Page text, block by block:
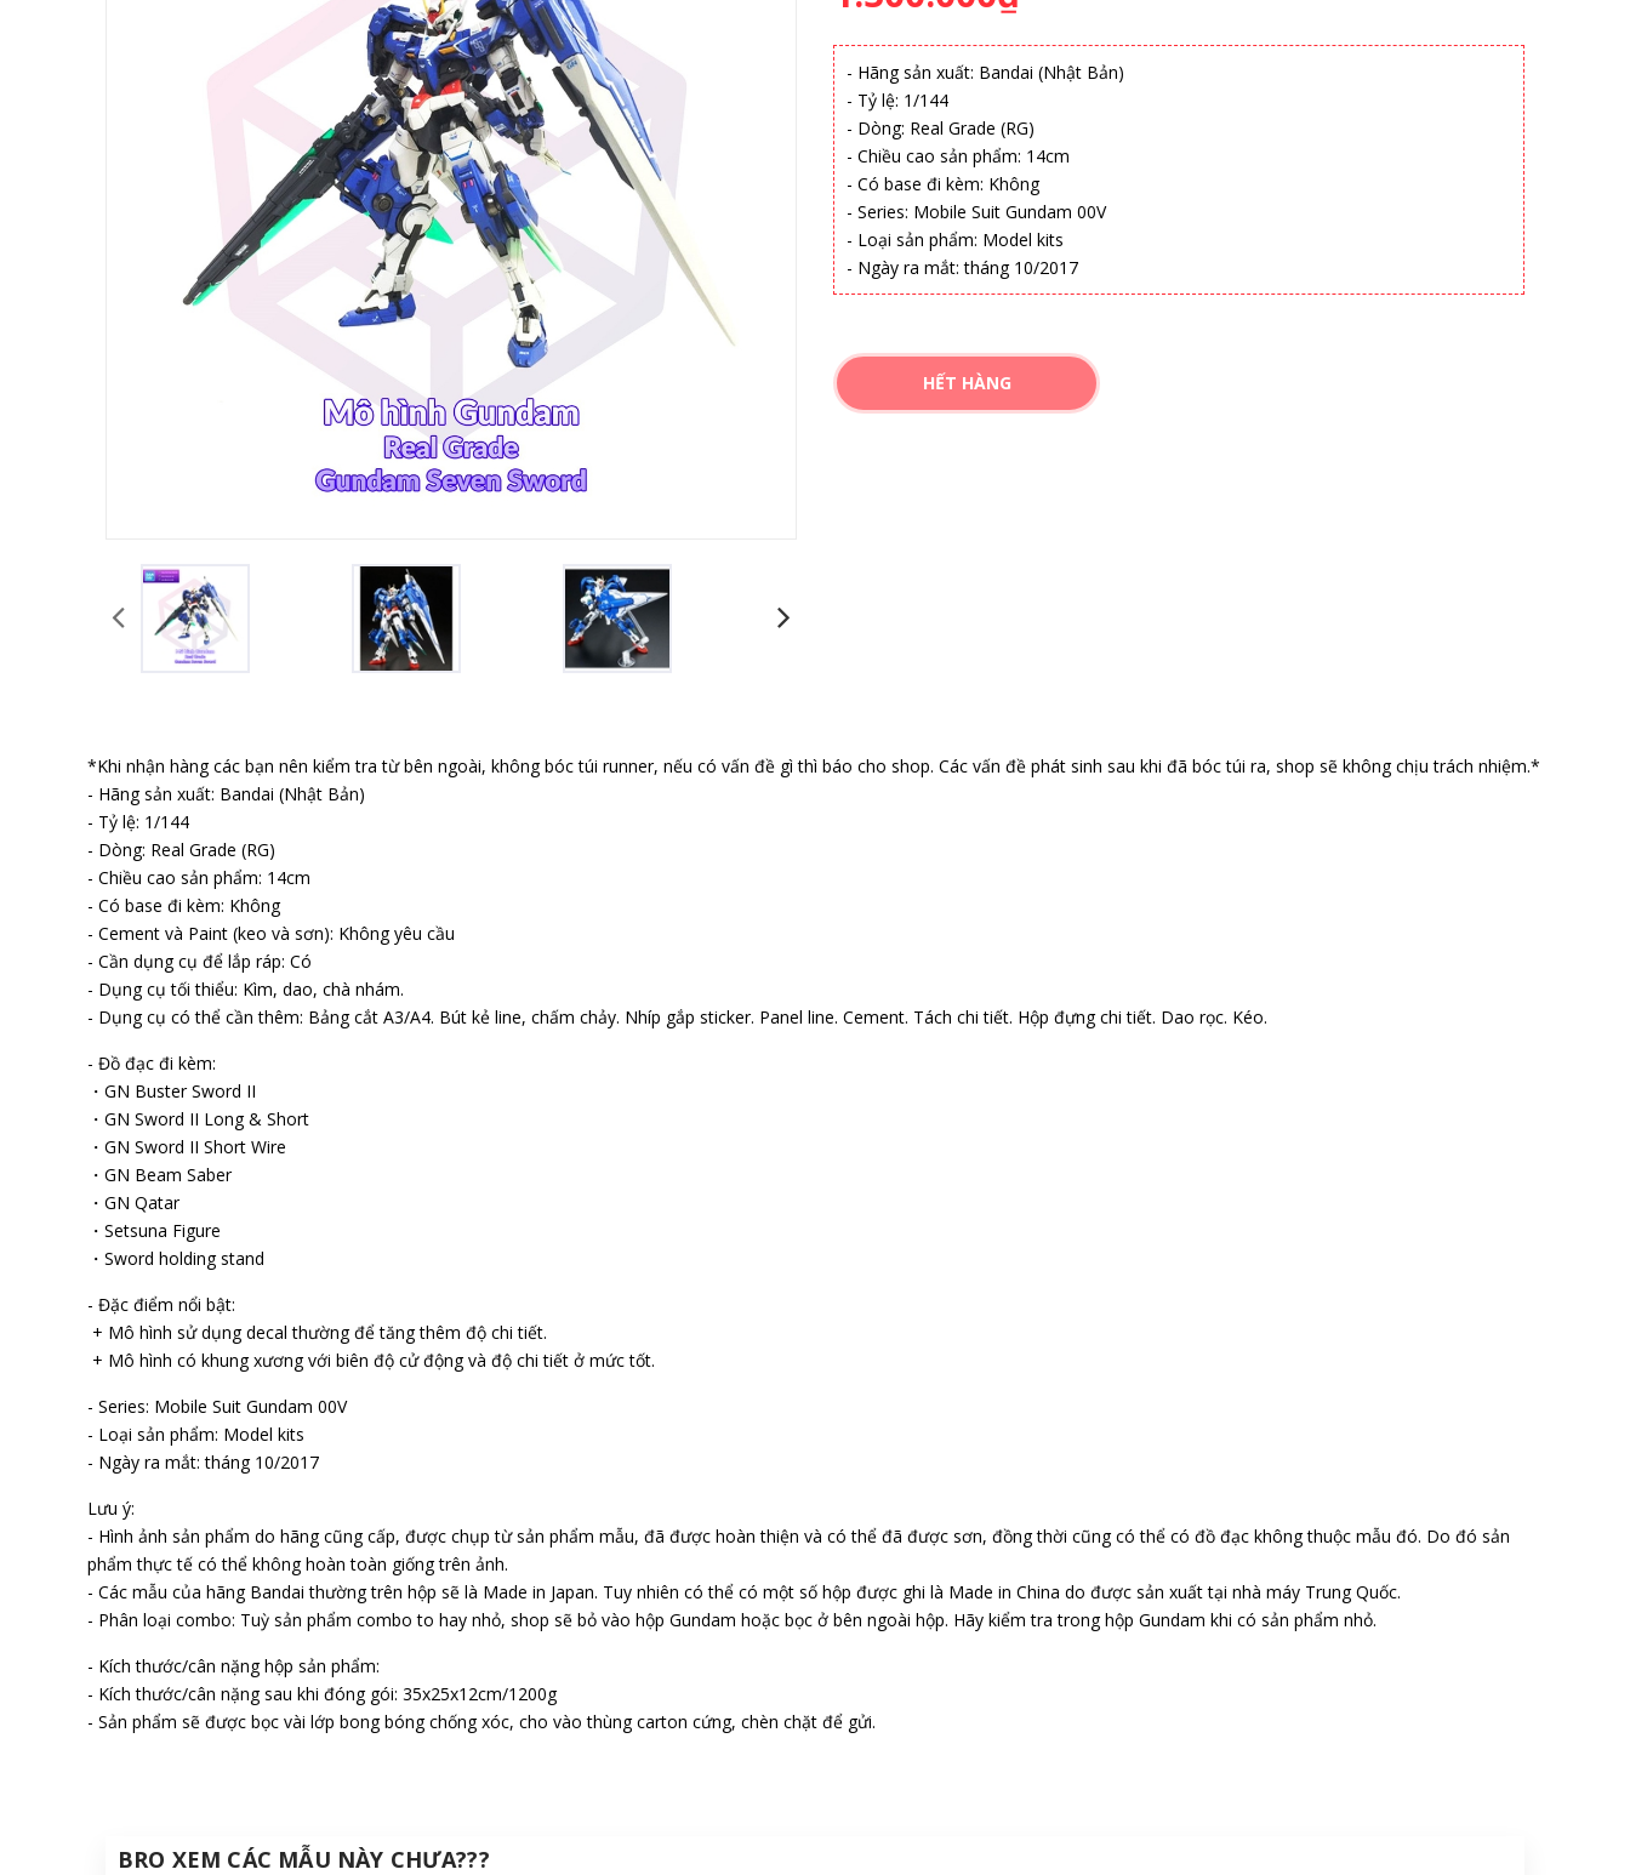
- Hãng sản xuất: Bandai (Nhật Bản)
- Tỷ lệ: 1/144
- Dòng: Real Grade (RG)
- Chiều cao sản phẩm: 14cm
- Có base đi kèm: Không
- Series: Mobile Suit Gundam 00V
- Loại sản phẩm: Model kits
- Ngày ra mắt: tháng 10/2017
HẾT HÀNG
*Khi nhận hàng các bạn nên kiểm tra từ bên ngoài, không bóc túi runner, nếu có vấn đề gì thì báo cho shop. Các vấn đề phát sinh sau khi đã bóc túi ra, shop sẽ không chịu trách nhiệm.*
- Hãng sản xuất: Bandai (Nhật Bản)
- Tỷ lệ: 1/144
- Dòng: Real Grade (RG)
- Chiều cao sản phẩm: 14cm
- Có base đi kèm: Không
- Cement và Paint (keo và sơn): Không yêu cầu
- Cần dụng cụ để lắp ráp: Có
- Dụng cụ tối thiểu: Kìm, dao, chà nhám.
- Dụng cụ có thể cần thêm: Bảng cắt A3/A4. Bút kẻ line, chấm chảy. Nhíp gắp sticker. Panel line. Cement. Tách chi tiết. Hộp đựng chi tiết. Dao rọc. Kéo.
- Đồ đạc đi kèm:
・GN Buster Sword II
・GN Sword II Long & Short
・GN Sword II Short Wire
・GN Beam Saber
・GN Qatar
・Setsuna Figure
・Sword holding stand
- Đặc điểm nổi bật:
+ Mô hình sử dụng decal thường để tăng thêm độ chi tiết.
+ Mô hình có khung xương với biên độ cử động và độ chi tiết ở mức tốt.
- Series: Mobile Suit Gundam 00V
- Loại sản phẩm: Model kits
- Ngày ra mắt: tháng 10/2017
Lưu ý:
- Hình ảnh sản phẩm do hãng cũng cấp, được chụp từ sản phẩm mẫu, đã được hoàn thiện và có thể đã được sơn, đồng thời cũng có thể có đồ đạc không thuộc mẫu đó. Do đó sản
phẩm thực tế có thể không hoàn toàn giống trên ảnh.
- Các mẫu của hãng Bandai thường trên hộp sẽ là Made in Japan. Tuy nhiên có thể có một số hộp được ghi là Made in China do được sản xuất tại nhà máy Trung Quốc.
- Phân loại combo: Tuỳ sản phẩm combo to hay nhỏ, shop sẽ bỏ vào hộp Gundam hoặc bọc ở bên ngoài hộp. Hãy kiểm tra trong hộp Gundam khi có sản phẩm nhỏ.
- Kích thước/cân nặng hộp sản phẩm:
- Kích thước/cân nặng sau khi đóng gói: 35x25x12cm/1200g
- Sản phẩm sẽ được bọc vài lớp bong bóng chống xóc, cho vào thùng carton cứng, chèn chặt để gửi.
BRO XEM CÁC MẪU NÀY CHƯA???